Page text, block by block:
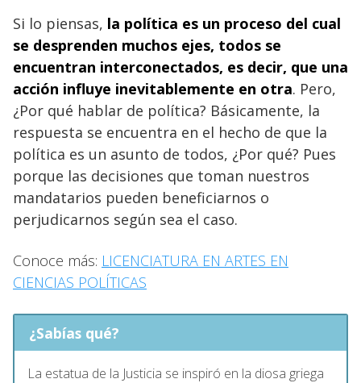
Si lo piensas, la política es un proceso del cual
se desprenden muchos ejes, todos se
encuentran interconectados, es decir, que una
acción influye inevitablemente en otra. Pero,
¿Por qué hablar de política? Básicamente, la
respuesta se encuentra en el hecho de que la
política es un asunto de todos, ¿Por qué? Pues
porque las decisiones que toman nuestros
mandatarios pueden beneficiarnos o
perjudicarnos según sea el caso.
Conoce más: LICENCIATURA EN ARTES EN
CIENCIAS POLÍTICAS
¿Sabías qué?
La estatua de la Justicia se inspiró en la diosa griega